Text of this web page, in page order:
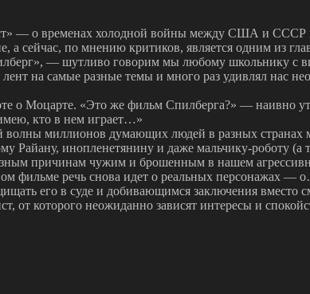
— о временах холодной войны между США и СССР
а сейчас, по мнению критиков, является одним из
— шутливо говорим мы любому школьнику с
на самые разные темы и много раз удивлял нас
о Моцарте. «Это же фильм Спилберга?» — наивно
кто в нем играет…»
миллионов думающих людей в разных странах
Райану, инопленетянину и даже мальчику-роботу
причинам чужим и брошенным в нашем
речь снова идет о реальных персонажах —
его в суде и добивающимся заключения вместо
которого неожиданно зависят интересы и